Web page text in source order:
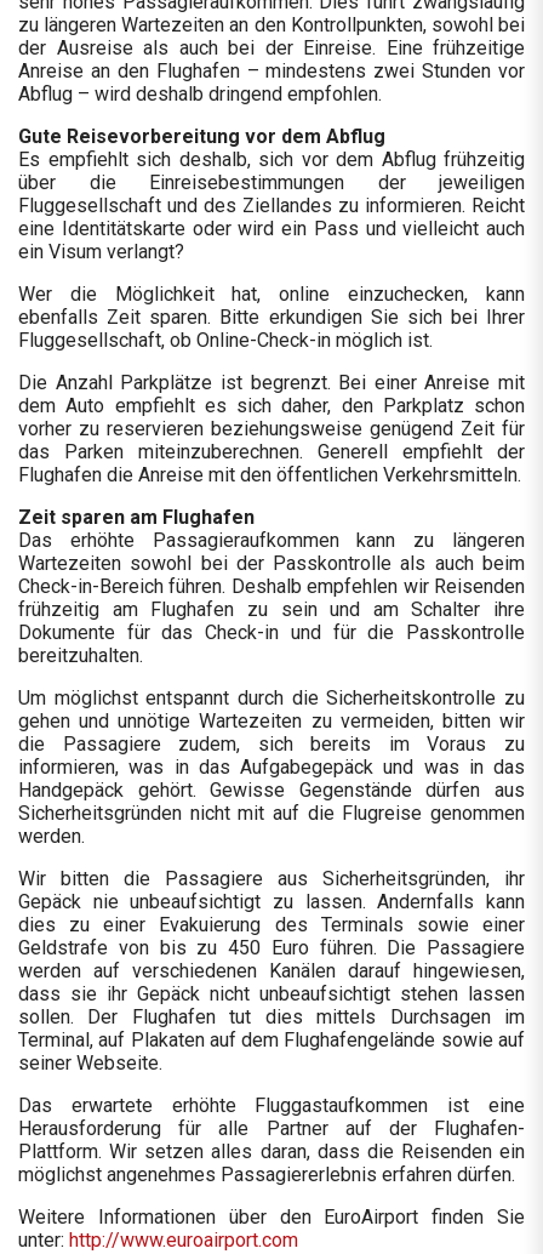
zu längeren Wartezeiten an den Kontrollpunkten, sowohl bei
der Ausreise als auch bei der Einreise. Eine frühzeitige
Anreise an den Flughafen – mindestens zwei Stunden vor
Abflug – wird deshalb dringend empfohlen.
Gute Reisevorbereitung vor dem Abflug
Es empfiehlt sich deshalb, sich vor dem Abflug frühzeitig
über die Einreisebestimmungen der jeweiligen
Fluggesellschaft und des Ziellandes zu informieren. Reicht
eine Identitätskarte oder wird ein Pass und vielleicht auch
ein Visum verlangt?
Wer die Möglichkeit hat, online einzuchecken, kann
ebenfalls Zeit sparen. Bitte erkundigen Sie sich bei Ihrer
Fluggesellschaft, ob Online-Check-in möglich ist.
Die Anzahl Parkplätze ist begrenzt. Bei einer Anreise mit
dem Auto empfiehlt es sich daher, den Parkplatz schon
vorher zu reservieren beziehungsweise genügend Zeit für
das Parken miteinzuberechnen. Generell empfiehlt der
Flughafen die Anreise mit den öffentlichen Verkehrsmitteln.
Zeit sparen am Flughafen
Das erhöhte Passagieraufkommen kann zu längeren
Wartezeiten sowohl bei der Passkontrolle als auch beim
Check-in-Bereich führen. Deshalb empfehlen wir Reisenden
frühzeitig am Flughafen zu sein und am Schalter ihre
Dokumente für das Check-in und für die Passkontrolle
bereitzuhalten.
Um möglichst entspannt durch die Sicherheitskontrolle zu
gehen und unnötige Wartezeiten zu vermeiden, bitten wir
die Passagiere zudem, sich bereits im Voraus zu
informieren, was in das Aufgabegepäck und was in das
Handgepäck gehört. Gewisse Gegenstände dürfen aus
Sicherheitsgründen nicht mit auf die Flugreise genommen
werden.
Wir bitten die Passagiere aus Sicherheitsgründen, ihr
Gepäck nie unbeaufsichtigt zu lassen. Andernfalls kann
dies zu einer Evakuierung des Terminals sowie einer
Geldstrafe von bis zu 450 Euro führen. Die Passagiere
werden auf verschiedenen Kanälen darauf hingewiesen,
dass sie ihr Gepäck nicht unbeaufsichtigt stehen lassen
sollen. Der Flughafen tut dies mittels Durchsagen im
Terminal, auf Plakaten auf dem Flughafengelände sowie auf
seiner Webseite.
Das erwartete erhöhte Fluggastaufkommen ist eine
Herausforderung für alle Partner auf der Flughafen-
Plattform. Wir setzen alles daran, dass die Reisenden ein
möglichst angenehmes Passagiererlebnis erfahren dürfen.
Weitere Informationen über den EuroAirport finden Sie
unter: http://www.euroairport.com